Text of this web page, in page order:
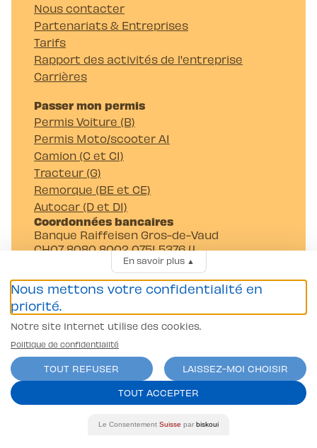
Nous contacter
Partenariats & Entreprises
Tarifs
Rapport des activités de l'entreprise
Carrières
Passer mon permis
Permis Voiture (B)
Permis Moto/scooter A1
Camion (C et C1)
Tracteur (G)
Remorque (BE et CE)
Autocar (D et D1)
Coordonnées bancaires
Banque Raiffeisen Gros-de-Vaud
CH07 8080 8002 0751 5376 4
Auto-Moto-Ecole Pittet SA
Av. Juste-Olivier 23 1006 Lausanne
Conditions générales
Politique de confidentialité
ercos.ch
En savoir plus▲
Nous mettons votre confidentialité en
priorité.
Notre site Internet utilise des cookies.
Politique de confidentialité
TOUT REFUSER
LAISSEZ-MOI CHOISIR
TOUT ACCEPTER
Le Consentement Suisse par biskoui